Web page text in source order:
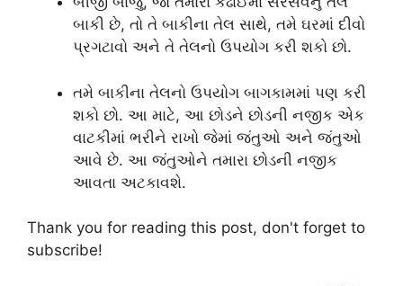
બાકી છે, તો તે બાકીના તેલ સાથે, તમે ઘરમાં દીવો
પ્રગટાવો અને તે તેલનો ઉપયોગ કરી શકો છો.
તમે બાકીના તેલનો ઉપયોગ બાગકામમાં પણ કરી
શકો છો. આ માટે, આ છોડને છોડની નજીક એક
વાટકીમાં ભરીને રાખો જેમાં જંતુઓ અને જંતુઓ
આવે છે. આ જંતુઓને તમારા છોડની નજીક
આવતા અટકાવશે.
Thank you for reading this post, don't forget to
subscribe!